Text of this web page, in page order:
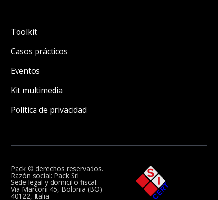
Toolkit
Casos prácticos
Eventos
Kit multimedia
Política de privacidad
Pack © derechos reservados.
Razón social: Pack Srl
Sede legal y domicilio fiscal:
Via Marconi 45, Bolonia (BO)
40122, Italia